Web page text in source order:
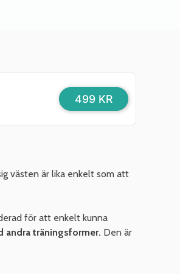
499 KR
västen är lika enkelt som att
för att enkelt kunna
andra träningsformer. Den är